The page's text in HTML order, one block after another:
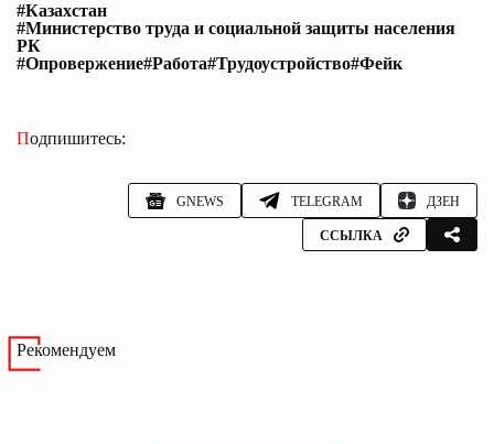
#Казахстан
#Министерство труда и социальной защиты населения
РК
#Опровержение#Работа#Трудоустройство#Фейк
Подпишитесь:
GNEWS TELEGRAM ДЗЕН
ССЫЛКА
Рекомендуем